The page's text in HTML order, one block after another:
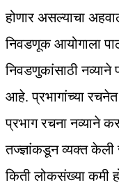
होणार असल्याचा
निवडणूक आयोगाला
निवडणुकांसाठी नव्याने
आहे. प्रभागांच्या
प्रभाग रचना नव्याने
तज्ज्ञांकडून व्यक्त केली
किती लोकसंख्या कमी